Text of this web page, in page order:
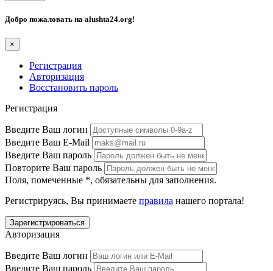
Добро пожаловать на alushta24.org!
×
Регистрация
Авторизация
Восстановить пароль
Регистрация
Введите Ваш логин
Введите Ваш E-Mail
Введите Ваш пароль
Повторите Ваш пароль
Поля, помеченные *, обязательны для заполнения.
Регистрируясь, Вы принимаете правила нашего портала!
Авторизация
Введите Ваш логин
Введите Ваш пароль